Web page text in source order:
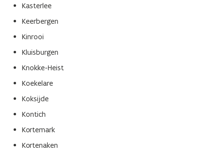
Kasterlee
Keerbergen
Kinrooi
Kluisburgen
Knokke-Heist
Koekelare
Koksijde
Kontich
Kortemark
Kortenaken